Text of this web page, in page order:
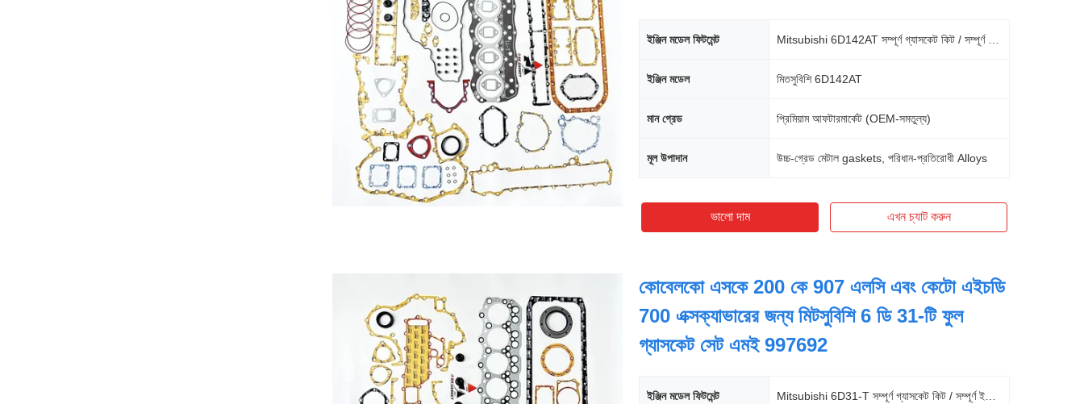
ইঞ্জিন মডেল ফিটমেন্ট
ইঞ্জিন মডেল মিতসুবিশি 6D142AT
মান গ্রেড প্রিমিয়াম আফটারমার্কেট (OEM-সমতুল্য)
মূল উপাদান উচ্চ-গ্রেড মেটাল gaskets, পরিধান-প্রতিরোধী Alloys
ভালো দাম এখন চ্যাট করুন
কোবেলকো এসকে 200 কে 907 এলসি এবং কেটো এইচডি
700 এক্সক্যাভারের জন্য মিটসুবিশি 6 ডি 31-টি ফুল
গ্যাসকেট সেট এমই 997692
ইঞ্জিন মডেল ফিটমেন্ট